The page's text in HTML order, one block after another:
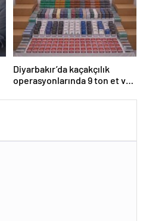
Diyarbakır’da kaçakçılık
operasyonlarında 9 ton et ve
geçirildi